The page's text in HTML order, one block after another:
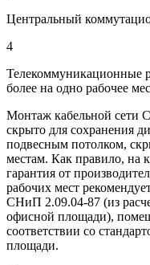
Центральный
4
Телекоммуникационные
более на одно рабочее
Монтаж кабельной сети
скрыто для сохранения
подвесным потолком,
местам. Как правило, на
гарантия от
рабочих мест
СНиП 2.09.04-87 (из
офисной площади),
соответствии со
площади.